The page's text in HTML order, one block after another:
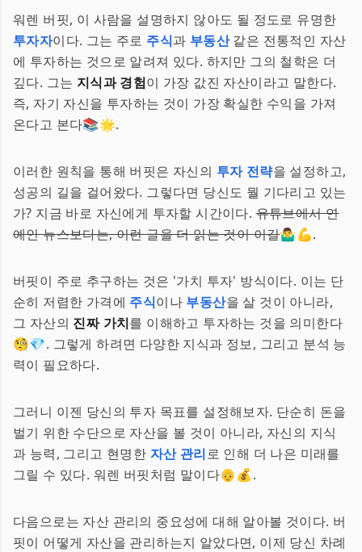
워렌 버핏, 이 사람을 설명하지 않아도 될 정도로 유명한
투자자이다. 그는 주로 주식과 부동산같은 전통적인 자산
에 투자하는 것으로 알려져 있다. 하지만 그의 철학은 더
깊다. 그는 지식과 경험이 가장 값진 자산이라고 말한다.
즉, 자기 자신을 투자하는 것이 가장 확실한 수익을 가져
온다고 본다📚🌟.
이러한 원칙을 통해 버핏은 자신의 투자 전략을 설정하고,
성공의 길을 걸어왔다. 그렇다면 당신도 뭘 기다리고 있는
가? 지금 바로 자신에게 투자할 시간이다.유튜브에서 연
예인 뉴스보다는, 이런 글을 더 읽는 것이 이길🤷‍♂️💪.
버핏이 주로 추구하는 것은 '가치 투자' 방식이다. 이는 단
순히 저렴한 가격에 주식이나 부동산을 살 것이 아니라,
그 자산의 진짜 가치를 이해하고 투자하는 것을 의미한다
🧐💎. 그렇게 하려면 다양한 지식과 정보, 그리고 분석 능
력이 필요하다.
그러니 이젠 당신의 투자 목표를 설정해보자. 단순히 돈을
벌기 위한 수단으로 자산을 볼 것이 아니라, 자신의 지식
과 능력, 그리고 현명한 자산 관리로 인해 더 나은 미래를
그릴 수 있다. 워렌 버핏처럼 말이다👴💰.
다음으로는 자산 관리의 중요성에 대해 알아볼 것이다. 버
핏이 어떻게 자산을 관리하는지 알았다면, 이제 당신 차례